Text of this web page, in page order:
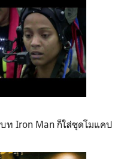
บท Iron Man ก็ใส่ชุดโมแคป